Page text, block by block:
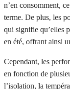
n’en consomment,
terme. De plus, les
qui signifie qu’elles
en été, offrant ainsi
Cependant, les
en fonction de
l’isolation, la